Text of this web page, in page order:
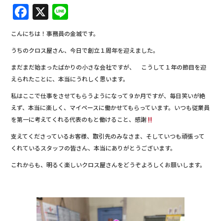
F
a
c
e
b
o
o
k
X
n
e
こんにちは！事務員の金城です。
うちのクロス屋さん、今日で創立１周年を迎えました。
まだまだ始まったばかりの小さな会社ですが、 こうして１年の節目を迎
えられたことに、本当にうれしく思います。
私はここで仕事をさせてもらうようになって９か月ですが、毎日笑いが絶
えず、本当に楽しく、マイペースに働かせてもらっています。いつも従業員
を第一に考えてくれる代表のもと働けること、感謝
支えてくださっているお客様、取引先のみなさま、そしていつも頑張って
くれているスタッフの皆さん、本当にありがとうございます。
これからも、明るく楽しいクロス屋さんをどうぞよろしくお願いします。